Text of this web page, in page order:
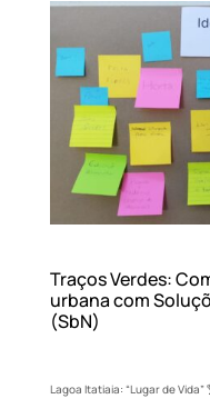
Traços Verdes:
urbana com
(SbN)
Lagoa Itatiaia: “Lugar de